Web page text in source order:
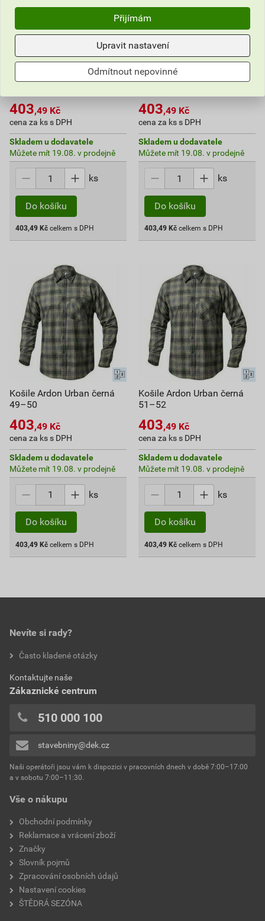
Košile Ardon Urban černá
403,49 Kč
cena za ks s DPH
Skladem u dodavatele
Můžete mít 19.08. v prodejně
ks
Do košíku
403,49 Kč celkem s DPH
Košile Ardon Urban černá
403,49 Kč
cena za ks s DPH
Skladem u dodavatele
Můžete mít 19.08. v prodejně
ks
Do košíku
403,49 Kč celkem s DPH
Košile Ardon Urban černá
49–50
403,49 Kč
cena za ks s DPH
Skladem u dodavatele
Můžete mít 19.08. v prodejně
ks
Do košíku
403,49 Kč celkem s DPH
Košile Ardon Urban černá
51–52
403,49 Kč
cena za ks s DPH
Skladem u dodavatele
Můžete mít 19.08. v prodejně
ks
Do košíku
403,49 Kč celkem s DPH
Vše o nákupu
Obchodní podmínky
Reklamace a vrácení zboží
Značky
Slovník pojmů
Zpracování osobních údajů
Nastavení cookies
ŠTĚDRÁ SEZÓNA
Nevíte si rady?
Často kladené otázky
Kontaktujte naše
Zákaznické centrum
510 000 100
stavebniny@dek.cz
Naši operátoři jsou vám k dispozici v pracovních dnech v době 7:00–17:00
a v sobotu 7:00–11:30.
Přijímám
Upravit nastavení
Odmítnout nepovinné